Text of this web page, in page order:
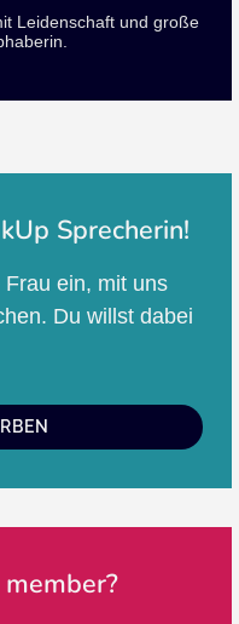
Leidenschaft und große
Sprecherin!
ein, mit uns
Du willst dabei